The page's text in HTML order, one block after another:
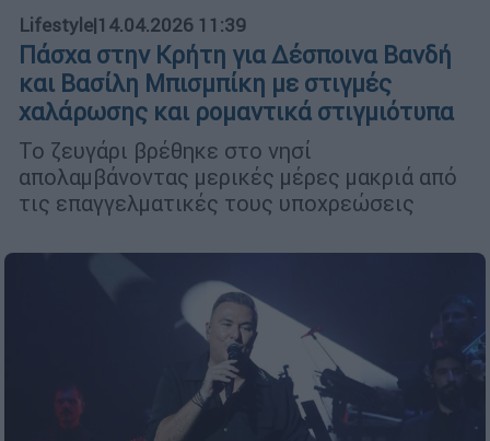
Lifestyle|14.04.2026 11:39
Πάσχα στην Κρήτη για Δέσποινα Βανδή
και Βασίλη Μπισμπίκη με στιγμές
χαλάρωσης και ρομαντικά στιγμιότυπα
Το ζευγάρι βρέθηκε στο νησί
απολαμβάνοντας μερικές μέρες μακριά από
τις επαγγελματικές τους υποχρεώσεις